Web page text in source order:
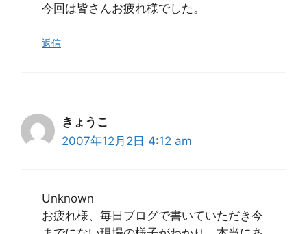
今回は皆さんお疲れ様でした。
返信
きょうこ
2007年12月2日 4:12 am
Unknown
お疲れ様、毎日ブログで書いていただき今